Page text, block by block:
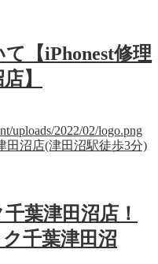
【iPhonest修理
】
uploads/2022/02/logo.png
田沼店(津田沼駅徒歩3分)
葉津田沼店！
ク千葉津田沼